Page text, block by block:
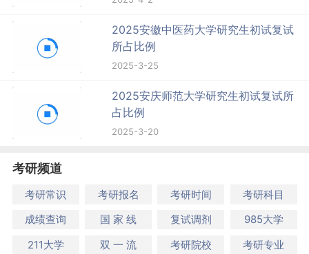
2025安徽中医药大学研究生初试复试
所占比例
2025-3-25
2025安庆师范大学研究生初试复试所
占比例
2025-3-20
考研频道
考研常识 考研报名 考研时间
考研科目
成绩查询
国 家 线 复试调剂
985大学
211大学
双 一 流 考研院校 考研专业